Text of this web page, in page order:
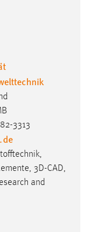
3313
.de
3D-CAD,
and